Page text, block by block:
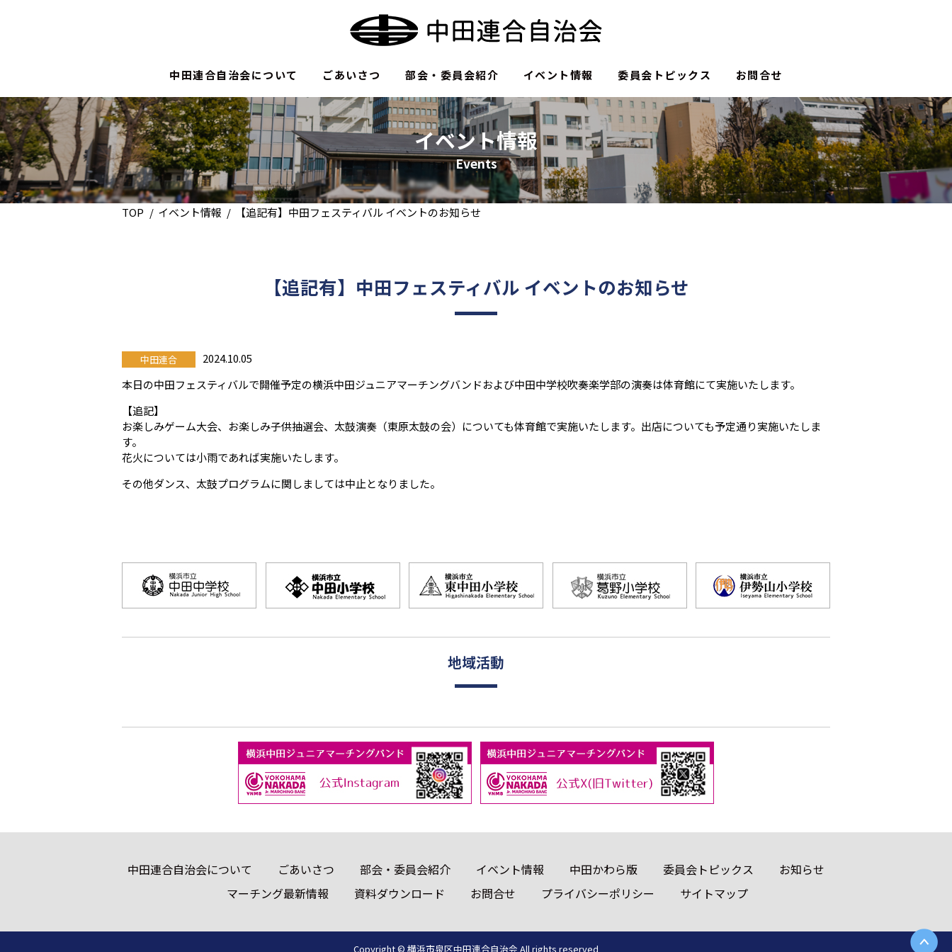
中田連合自治会について ごあいさつ 部会・委員会紹介 イベント情報 委員会トピックス お問合せ
イベント情報
Events
TOP イベント情報 【追記有】中田フェスティバル イベントのお知らせ
【追記有】中田フェスティバル イベントのお知らせ
中田連合
2024.10.05
本日の中田フェスティバルで開催予定の横浜中田ジュニアマーチングバンドおよび中田中学校吹奏楽学部の演奏は体育館にて実施いたします。
【追記】
お楽しみゲーム大会、お楽しみ子供抽選会、太鼓演奏（東原太鼓の会）についても体育館で実施いたします。出店についても予定通り実施いたしま
す。
花火については小雨であれば実施いたします。
その他ダンス、太鼓プログラムに関しましては中止となりました。
地域活動
中田連合自治会について ごあいさつ 部会・委員会紹介 イベント情報 中田かわら版 委員会トピックス
お知らせ
マーチング最新情報
資料ダウンロード お問合せ プライバシーポリシー サイトマップ
Copyright © 横浜市泉区中田連合自治会 All rights reserved